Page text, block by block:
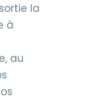
la
à
au